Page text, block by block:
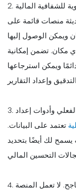
2. حفظ السجلات الفعال هو حجر الزاوية للشفافية المالية
منصات قائمة على
ويمكن الوصول إليها
مكان. تضمن إمكانية
ويمكن استرجاعها
3. توفر هذه الأنظمة تحليلات في الوقت الفعلي وأدوات إعداد
تعتمد على البيانات.
يسمح لك أيضًا بتحديد
4. التعاون هو القلب النابض لكل فريق ضيافة ناجح. لا تعمل المنصة